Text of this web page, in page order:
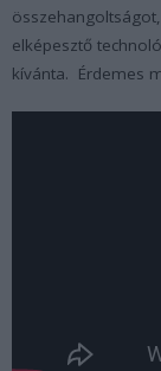
elképesztő
kívánta. Érdemes